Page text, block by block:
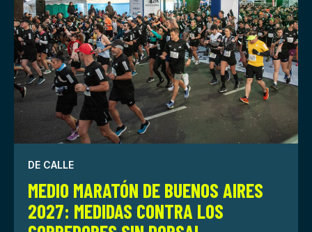
DE CALLE
MEDIO MARATÓN DE BUENOS AIRES
2027: MEDIDAS CONTRA LOS